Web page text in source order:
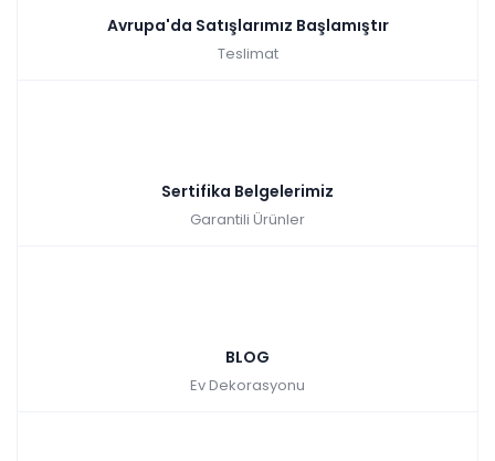
Avrupa'da Satışlarımız Başlamıştır
Teslimat
Sertifika Belgelerimiz
Garantili Ürünler
BLOG
Ev Dekorasyonu